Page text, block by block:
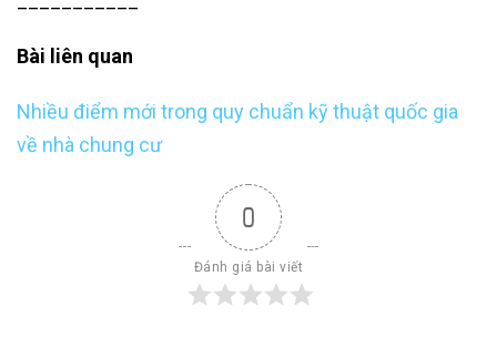
Bài liên quan
Nhiều điểm mới trong quy chuẩn kỹ thuật quốc gia
về nhà chung cư
0
Đánh giá bài viết